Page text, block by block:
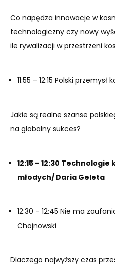
Co napędza innowacje w
technologiczny czy nowy
ile rywalizacji w przestrzeni
11:55 – 12:15 Polski
Jakie są realne szanse
na globalny sukces?
12:15 – 12:30
młodych/ Daria Geleta
12:30 – 12:45 Nie ma
Chojnowski
Dlaczego najwyższy czas